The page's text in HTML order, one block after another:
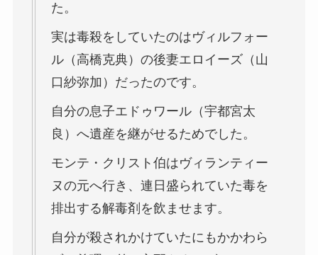
た。
実は毒殺をしていたのはヴィルフォー
ル（高橋克典）の後妻エロイーズ（山
口紗弥加）だったのです。
自分の息子エドゥワール（宇都宮太
良）へ遺産を継がせるためでした。
モンテ・クリスト伯はヴィランティー
ヌの元へ行き、連日盛られていた毒を
排出する解毒剤を飲ませます。
自分が殺されかけていたにもかかわら